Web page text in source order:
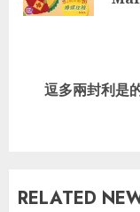
Next逗多兩封利是
RELATED